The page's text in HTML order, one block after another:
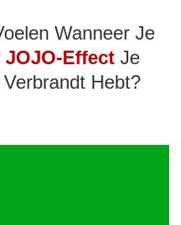
Wanneer Je
Effect Je
Hebt?